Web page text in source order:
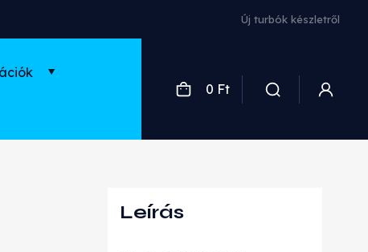
Használt és felújított turbók
0 Ft
Leírás